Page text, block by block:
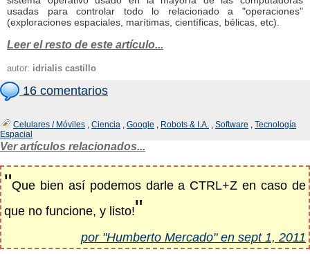
usadas para controlar todo lo relacionado a "operaciones"
(exploraciones espaciales, marítimas, científicas, bélicas, etc).
Leer el resto de este artículo...
autor: idrialis castillo
16 comentarios
Celulares / Móviles , Ciencia , Google , Robots & I.A. , Software , Tecnología
Espacial
Ver artículos relacionados...
"Que bien así podemos darle a CTRL+Z en caso de
que no funcione, y listo!"
por "Humberto Mercado" en sept 1, 2011